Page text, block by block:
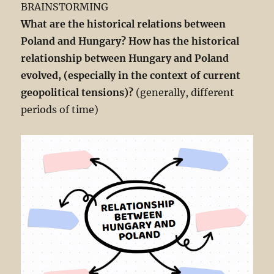
BRAINSTORMING
What are the historical relations between
Poland and Hungary? How has the historical
relationship between Hungary and Poland
evolved, (especially in the context of current
geopolitical tensions)? (generally, different
periods of time)